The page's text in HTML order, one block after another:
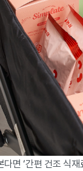
면 ‘간편 건조 식